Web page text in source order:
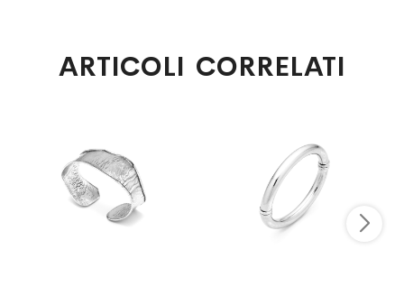
ARTICOLI CORRELATI